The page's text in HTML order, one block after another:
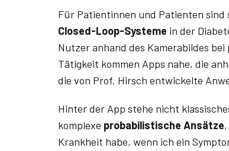
Für Patientinnen und Patienten sind
Closed-Loop-Systeme in der
Nutzer anhand des Kamerabildes
Tätigkeit kommen Apps nahe, die
die von Prof. Hirsch entwickelte
Hinter der App stehe nicht
komplexe probabilistische Ansätze
Krankheit habe, wenn ich ein